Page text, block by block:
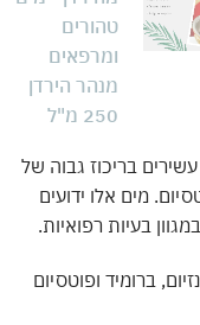
בריכוז גבוה של
מים אלו ידועים
בעיות רפואיות.
ברומיד ופוטסיום